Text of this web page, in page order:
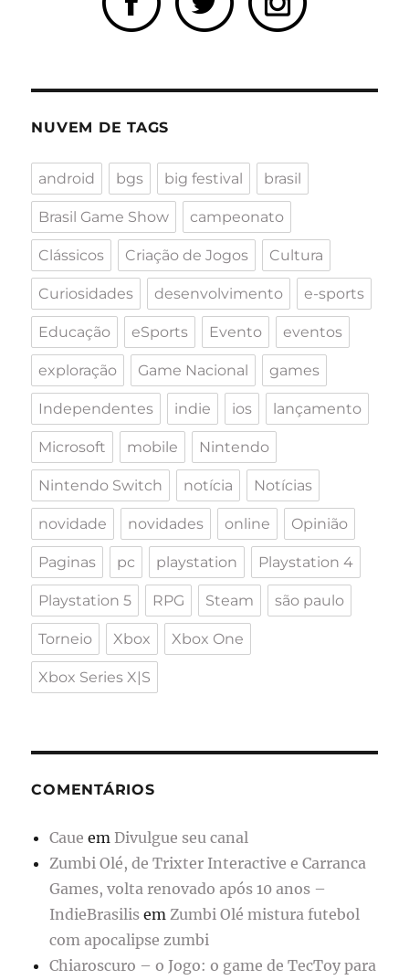
NUVEM DE TAGS
android bgs big festival brasil
Brasil Game Show campeonato
Clássicos Criação de Jogos Cultura
Curiosidades desenvolvimento e-sports
Educação eSports Evento eventos
exploração Game Nacional games
Independentes indie ios lançamento
Microsoft mobile Nintendo
Nintendo Switch notícia Notícias
novidade novidades online Opinião
Paginas pc playstation Playstation 4
Playstation 5 RPG Steam são paulo
Torneio Xbox Xbox One
Xbox Series X|S
COMENTÁRIOS
Caue em Divulgue seu canal
Zumbi Olé, de Trixter Interactive e Carranca
Games, volta renovado após 10 anos –
IndieBrasilis em Zumbi Olé mistura futebol
com apocalipse zumbi
Chiaroscuro – o Jogo: o game de TecToy para